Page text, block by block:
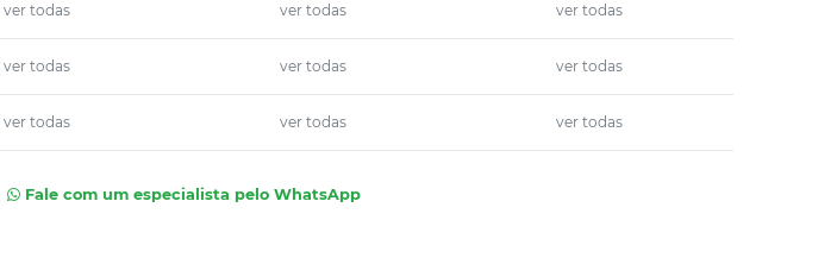
ver todas ver todas ver todas
ver todas ver todas ver todas
ver todas ver todas ver todas
Fale com um especialista pelo WhatsApp